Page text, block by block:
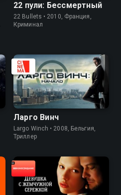
22 пули: Бессмертный
22 Bullets • 2010, Франция,
Криминал
Ларго Винч
Largo Winch • 2008, Бельгия,
Триллер